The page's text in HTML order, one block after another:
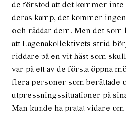
de förstod att det kommer inte
deras kamp, det kommer
och räddar dem. Men det som
att Lagenakollektivets strid
riddare på en vit häst som
var på ett av de första öppna
flera personer som berättade
utpressningssituationer på
Man kunde ha pratat vidare